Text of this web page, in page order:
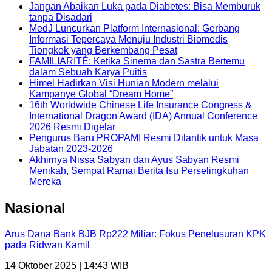
Jangan Abaikan Luka pada Diabetes: Bisa Memburuk
tanpa Disadari
MedJ Luncurkan Platform Internasional: Gerbang
Informasi Tepercaya Menuju Industri Biomedis
Tiongkok yang Berkembang Pesat
FAMILIARITÉ: Ketika Sinema dan Sastra Bertemu
dalam Sebuah Karya Puitis
Himel Hadirkan Visi Hunian Modern melalui
Kampanye Global “Dream Home”
16th Worldwide Chinese Life Insurance Congress &
International Dragon Award (IDA) Annual Conference
2026 Resmi Digelar
Pengurus Baru PROPAMI Resmi Dilantik untuk Masa
Jabatan 2023-2026
Akhirnya Nissa Sabyan dan Ayus Sabyan Resmi
Menikah, Sempat Ramai Berita Isu Perselingkuhan
Mereka
Nasional
Arus Dana Bank BJB Rp222 Miliar: Fokus Penelusuran KPK
pada Ridwan Kamil
14 Oktober 2025 | 14:43 WIB